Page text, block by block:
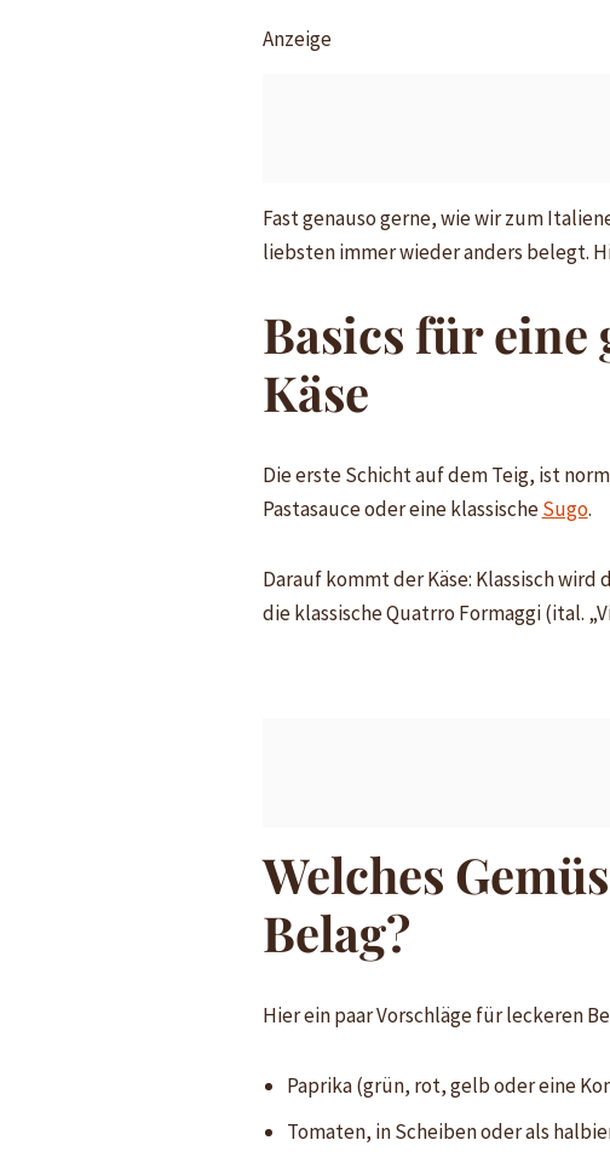
Anzeige
Fast genauso gerne, wie wir zum
liebsten immer wieder anders belegt.
Basics für eine
Käse
Die erste Schicht auf dem Teig, ist
Pastasauce oder eine klassischeSugo.
Darauf kommt der Käse: Klassisch
die klassische Quatrro Formaggi (ital.
Welches
Belag?
Hier ein paar Vorschläge für leckeren
Paprika (grün, rot, gelb oder eine
Tomaten, in Scheiben oder als